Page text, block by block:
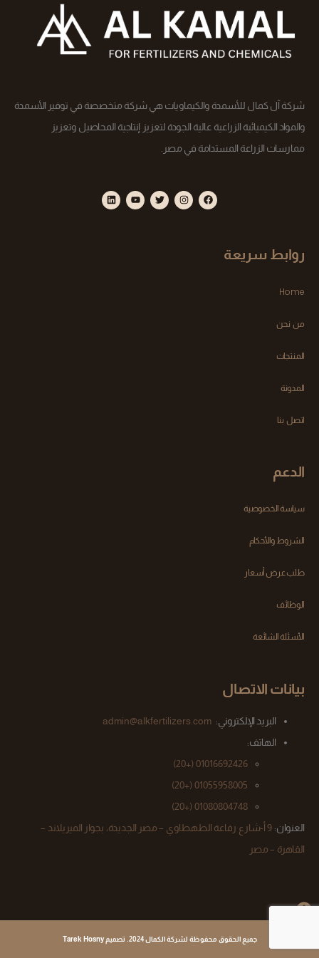
شركة آل كمال للأسمدة والكيماويات هي شركة متخصصة في توفير الأسمدة
والمواد الكيميائية الزراعية عالية الجودة لتعزيز إنتاجية المحاصيل وتعزيز
ممارسات الزراعة المستدامة في مصر.
روابط سريعة
Home
من نحن
المنتجات
المدونة
اتصل بنا
الدعم
سياسة الخصوصية
الشروط والأحكام
طلب عرض أسعار
الوظائف
الأسئلة الشائعة
بيانات الاتصال
البريد الإلكتروني: admin@alkfertilizers.com
الهاتف:
01016692426
(+20)
01055958005 (+20)
01080804748
(+20)
العنوان:
9 أ-شارع رفاعة الطهطاوي – مصر الجديدة، بجوار الميريلاند –
القاهرة – مصر
جميع الحقوق محفوظة لشركة الكمال 2024. تصميم Tarek Hosny